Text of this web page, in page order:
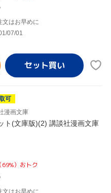
文はお早めに
07/01
可
漫画文庫
ト(文庫版)(2) 講談社漫画文庫
）おトク
文はお早めに